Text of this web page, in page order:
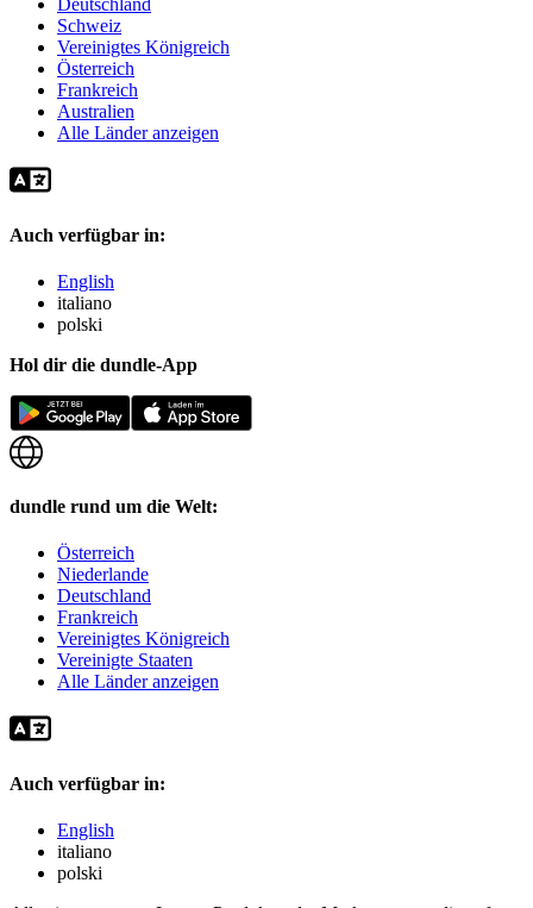
Deutschland
Schweiz
Vereinigtes Königreich
Österreich
Frankreich
Australien
Alle Länder anzeigen
Auch verfügbar in:
English
italiano
polski
Hol dir die dundle-App
dundle rund um die Welt:
Österreich
Niederlande
Deutschland
Frankreich
Vereinigtes Königreich
Vereinigte Staaten
Alle Länder anzeigen
Auch verfügbar in:
English
italiano
polski